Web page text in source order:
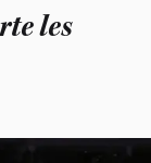
les